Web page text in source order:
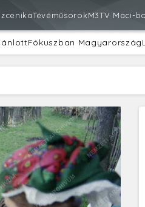
TévéműsorokM3TV Maci-
Fókuszban Magyarország